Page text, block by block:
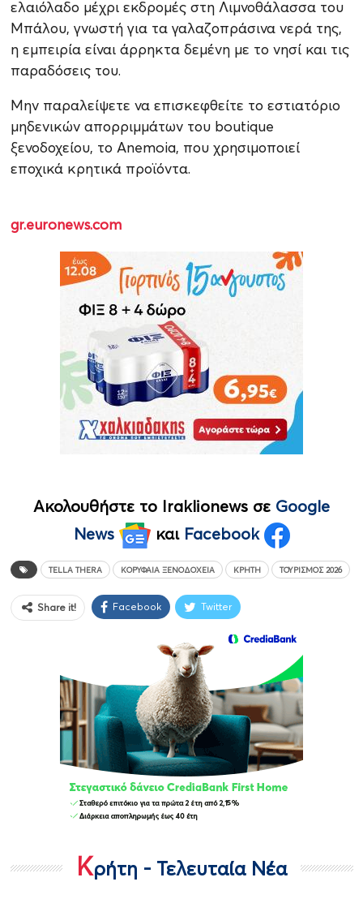
ελαιόλαδο μέχρι εκδρομές στη Λιμνοθάλασσα του
Μπάλου, γνωστή για τα γαλαζοπράσινα νερά της,
η εμπειρία είναι άρρηκτα δεμένη με το νησί και τις
παραδόσεις του.
Μην παραλείψετε να επισκεφθείτε το εστιατόριο
μηδενικών απορριμμάτων του boutique
ξενοδοχείου, το Anemoia, που χρησιμοποιεί
εποχικά κρητικά προϊόντα.
gr.euronews.com
Ακολουθήστε το Iraklionews σε Google
News
και Facebook
TELLA THERA ΚΟΡΥΦΑΊΑ ΞΕΝΟΔΟΧΕΊΑ ΚΡΉΤΗ ΤΟΥΡΙΣΜΌΣ 2026
Share it! Facebook Twitter
Κρήτη - Τελευταία Νέα